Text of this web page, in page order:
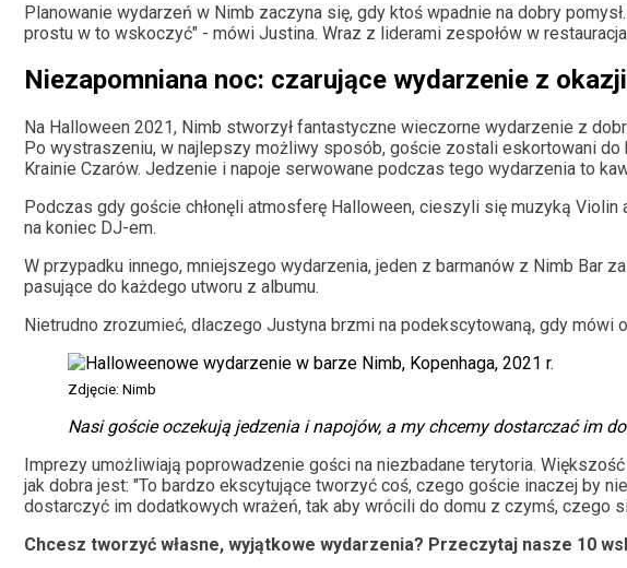
Planowanie wydarzeń w Nimb zaczyna się, gdy ktoś wpadnie na dobry
prostu w to wskoczyć" - mówi Justina. Wraz z liderami zespołów w
Niezapomniana noc: czarujące wydarzenie z
Na Halloween 2021, Nimb stworzył fantastyczne wieczorne wydarzenie z
Po wystraszeniu, w najlepszy możliwy sposób, goście zostali eskortowani do
Krainie Czarów. Jedzenie i napoje serwowane podczas tego wydarzenia to
Podczas gdy goście chłonęli atmosferę Halloween, cieszyli się muzyką
na koniec DJ-em.
W przypadku innego, mniejszego wydarzenia, jeden z barmanów z Nimb Bar
pasujące do każdego utworu z albumu.
Nietrudno zrozumieć, dlaczego Justyna brzmi na podekscytowaną, gdy mówi
Zdjęcie: Nimb
Nasi goście oczekują jedzenia i napojów, a my chcemy dostarczać im
Imprezy umożliwiają poprowadzenie gości na niezbadane terytoria.
jak dobra jest: "To bardzo ekscytujące tworzyć coś, czego goście inaczej by
dostarczyć im dodatkowych wrażeń, tak aby wrócili do domu z czymś, czego
Chcesz tworzyć własne, wyjątkowe wydarzenia? Przeczytaj nasze 10